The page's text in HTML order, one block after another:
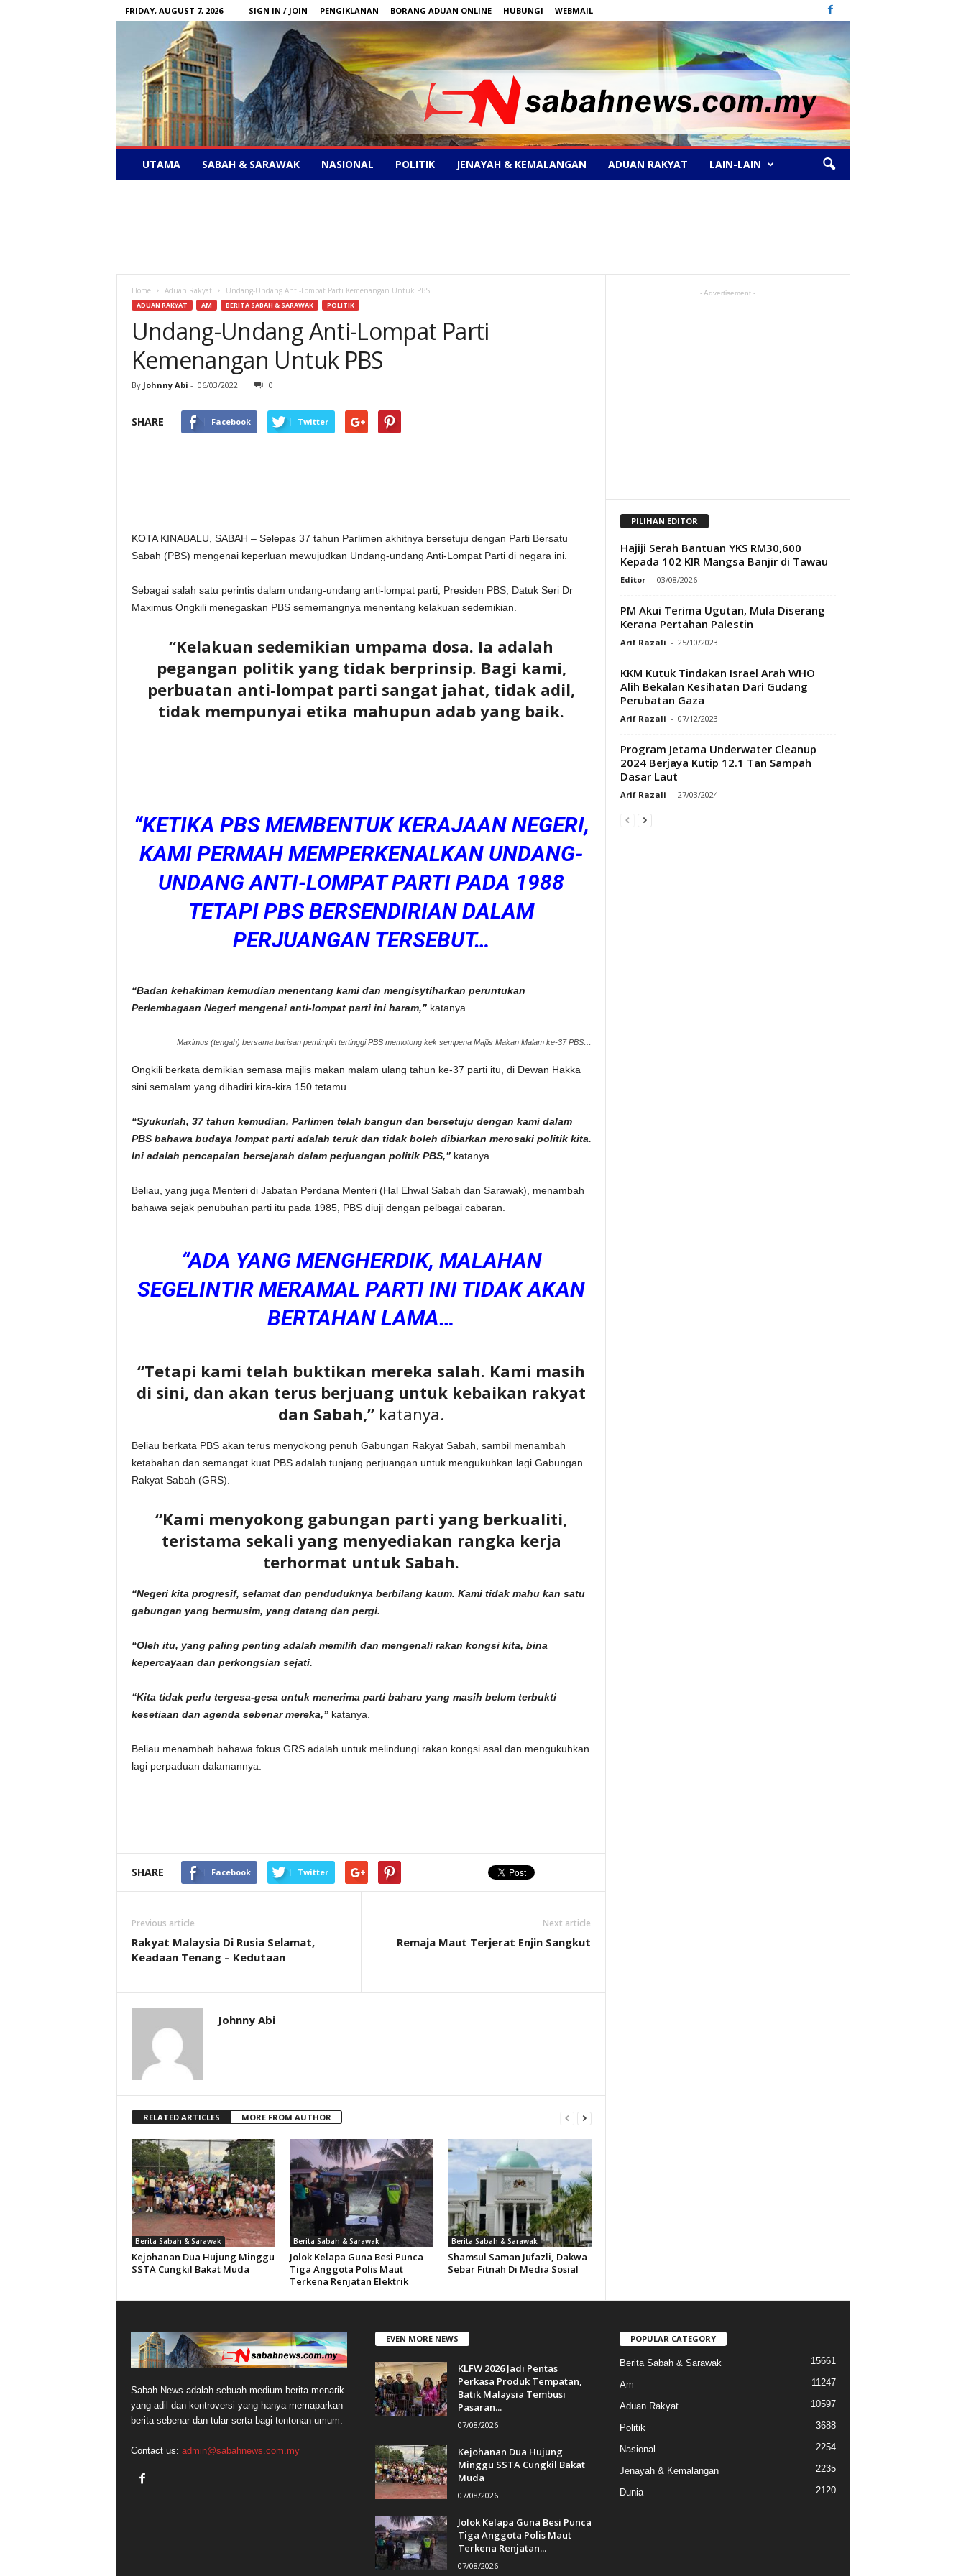
FRIDAY, AUGUST 7, 2026 SIGN IN / JOIN PENGIKLANAN BORANG ADUAN ONLINE HUBUNGI WEBMAIL
–
UTAMA SABAH & SARAWAK NASIONAL POLITIK JENAYAH & KEMALANGAN ADUAN RAKYAT LAIN-LAIN
Home Aduan Rakyat Undang-Undang Anti-Lompat Parti Kemenangan Untuk PBS
ADUAN RAKYAT AM BERITA SABAH & SARAWAK POLITIK
Undang-Undang Anti-Lompat Parti
Kemenangan Untuk PBS
By Johnny Abi - 06/03/2022 0
SHARE Facebook Twitter
KOTA KINABALU, SABAH – Selepas 37 tahun Parlimen akhitnya bersetuju dengan Parti Bersatu
Sabah (PBS) mengenai keperluan mewujudkan Undang-undang Anti-Lompat Parti di negara ini.
Sebagai salah satu perintis dalam undang-undang anti-lompat parti, Presiden PBS, Datuk Seri Dr
Maximus Ongkili menegaskan PBS sememangnya menentang kelakuan sedemikian.
“Kelakuan sedemikian umpama dosa. Ia adalah
pegangan politik yang tidak berprinsip. Bagi kami,
perbuatan anti-lompat parti sangat jahat, tidak adil,
tidak mempunyai etika mahupun adab yang baik.
“KETIKA PBS MEMBENTUK KERAJAAN NEGERI,
KAMI PERMAH MEMPERKENALKAN UNDANG-
UNDANG ANTI-LOMPAT PARTI PADA 1988
TETAPI PBS BERSENDIRIAN DALAM
PERJUANGAN TERSEBUT…
“Badan kehakiman kemudian menentang kami dan mengisytiharkan peruntukan
Perlembagaan Negeri mengenai anti-lompat parti ini haram,”katanya.
Maximus (tengah) bersama barisan pemimpin tertinggi PBS memotong kek sempena Majlis Makan Malam ke-37 PBS…
Ongkili berkata demikian semasa majlis makan malam ulang tahun ke-37 parti itu, di Dewan Hakka
sini semalam yang dihadiri kira-kira 150 tetamu.
“Syukurlah, 37 tahun kemudian, Parlimen telah bangun dan bersetuju dengan kami dalam
PBS bahawa budaya lompat parti adalah teruk dan tidak boleh dibiarkan merosaki politik kita.
Ini adalah pencapaian bersejarah dalam perjuangan politik PBS,”katanya.
Beliau, yang juga Menteri di Jabatan Perdana Menteri (Hal Ehwal Sabah dan Sarawak), menambah
bahawa sejak penubuhan parti itu pada 1985, PBS diuji dengan pelbagai cabaran.
“ADA YANG MENGHERDIK, MALAHAN
SEGELINTIR MERAMAL PARTI INI TIDAK AKAN
BERTAHAN LAMA…
“Tetapi kami telah buktikan mereka salah. Kami masih
di sini, dan akan terus berjuang untuk kebaikan rakyat
dan Sabah,” katanya.
Beliau berkata PBS akan terus menyokong penuh Gabungan Rakyat Sabah, sambil menambah
ketabahan dan semangat kuat PBS adalah tunjang perjuangan untuk mengukuhkan lagi Gabungan
Rakyat Sabah (GRS).
“Kami menyokong gabungan parti yang berkualiti,
teristama sekali yang menyediakan rangka kerja
terhormat untuk Sabah.
“Negeri kita progresif, selamat dan penduduknya berbilang kaum. Kami tidak mahu kan satu
gabungan yang bermusim, yang datang dan pergi.
“Oleh itu, yang paling penting adalah memilih dan mengenali rakan kongsi kita, bina
kepercayaan dan perkongsian sejati.
“Kita tidak perlu tergesa-gesa untuk menerima parti baharu yang masih belum terbukti
kesetiaan dan agenda sebenar mereka,” katanya.
Beliau menambah bahawa fokus GRS adalah untuk melindungi rakan kongsi asal dan mengukuhkan
lagi perpaduan dalamannya.
SHARE Facebook Twitter
Previous article
Rakyat Malaysia Di Rusia Selamat,
Keadaan Tenang – Kedutaan
Next article
Remaja Maut Terjerat Enjin Sangkut
Johnny Abi
RELATED ARTICLES MORE FROM AUTHOR
Berita Sabah & Sarawak
Kejohanan Dua Hujung Minggu
SSTA Cungkil Bakat Muda
Berita Sabah & Sarawak
Jolok Kelapa Guna Besi Punca
Tiga Anggota Polis Maut
Terkena Renjatan Elektrik
Berita Sabah & Sarawak
Shamsul Saman Jufazli, Dakwa
Sebar Fitnah Di Media Sosial
- Advertisement -
PILIHAN EDITOR
Hajiji Serah Bantuan YKS RM30,600
Kepada 102 KIR Mangsa Banjir di Tawau
Editor - 03/08/2026
PM Akui Terima Ugutan, Mula Diserang
Kerana Pertahan Palestin
Arif Razali - 25/10/2023
KKM Kutuk Tindakan Israel Arah WHO
Alih Bekalan Kesihatan Dari Gudang
Perubatan Gaza
Arif Razali - 07/12/2023
Program Jetama Underwater Cleanup
2024 Berjaya Kutip 12.1 Tan Sampah
Dasar Laut
Arif Razali - 27/03/2024
Sabah News adalah sebuah medium berita menarik
yang adil dan kontroversi yang hanya memaparkan
berita sebenar dan tular serta bagi tontonan umum.
Contact us: admin@sabahnews.com.my
EVEN MORE NEWS
KLFW 2026 Jadi Pentas
Perkasa Produk Tempatan,
Batik Malaysia Tembusi
Pasaran...
07/08/2026
Kejohanan Dua Hujung
Minggu SSTA Cungkil Bakat
Muda
07/08/2026
Jolok Kelapa Guna Besi Punca
Tiga Anggota Polis Maut
Terkena Renjatan...
07/08/2026
POPULAR CATEGORY
Berita Sabah & Sarawak 15661
Am 11247
Aduan Rakyat 10597
Politik 3688
Nasional 2254
Jenayah & Kemalangan 2235
Dunia 2120